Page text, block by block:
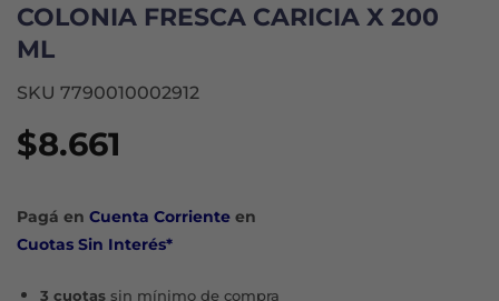
COLONIA FRESCA CARICIA X 200
ML
SKU 7790010002912
$8.661
Pagá en Cuenta Corriente en
Cuotas Sin Interés*
3 cuotassin mínimo de compra